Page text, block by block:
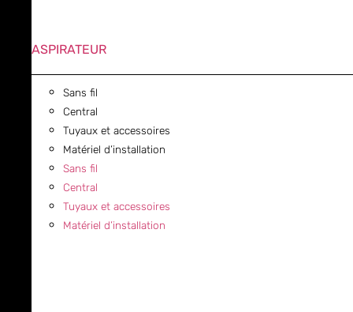
ASPIRATEUR
Sans fil
Central
Tuyaux et accessoires
Matériel d’installation
Sans fil
Central
Tuyaux et accessoires
Matériel d’installation